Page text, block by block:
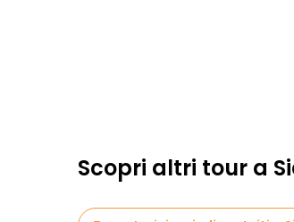
Scopri altri tour a